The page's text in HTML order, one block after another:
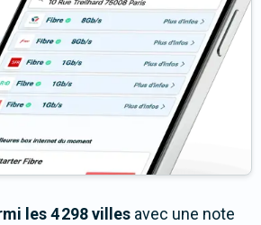
les 4 298 villes avec une note